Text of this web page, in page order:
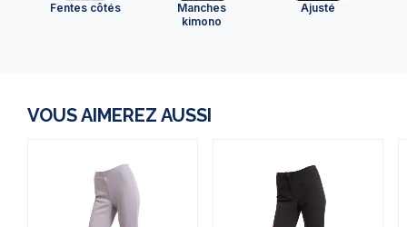
Fentes côtés
Manches
kimono
Ajusté
VOUS AIMEREZ AUSSI